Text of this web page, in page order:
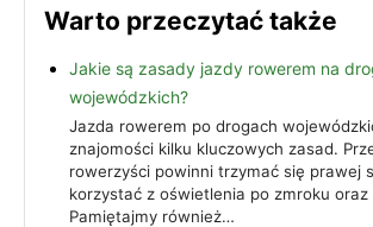
Warto przeczytać także
Jakie są zasady jazdy rowerem na
wojewódzkich?
Jazda rowerem po drogach
znajomości kilku kluczowych zasad.
rowerzyści powinni trzymać się prawej
korzystać z oświetlenia po zmroku oraz
Pamiętajmy również…